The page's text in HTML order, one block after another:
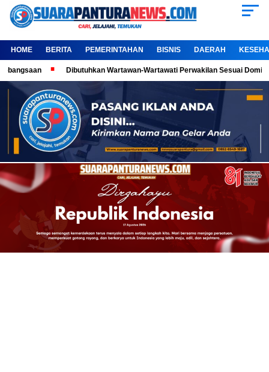
HOME BERITA PEMERINTAHAN BISNIS DAERAH
Dibutuhkan Wartawan-Wartawati Perwakilan Sesuai Domisili,